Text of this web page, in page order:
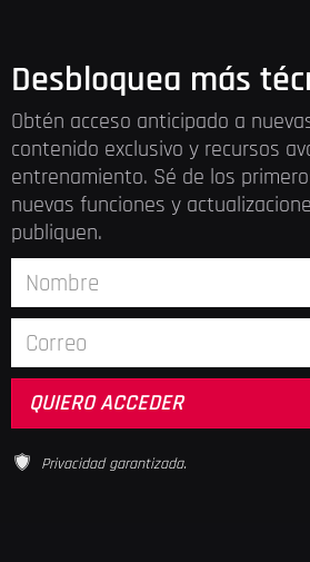
Desbloquea más
Obtén acceso anticipado a
contenido exclusivo y recursos
entrenamiento. Sé de los
nuevas funciones y
publiquen.
Privacidad garantizada.